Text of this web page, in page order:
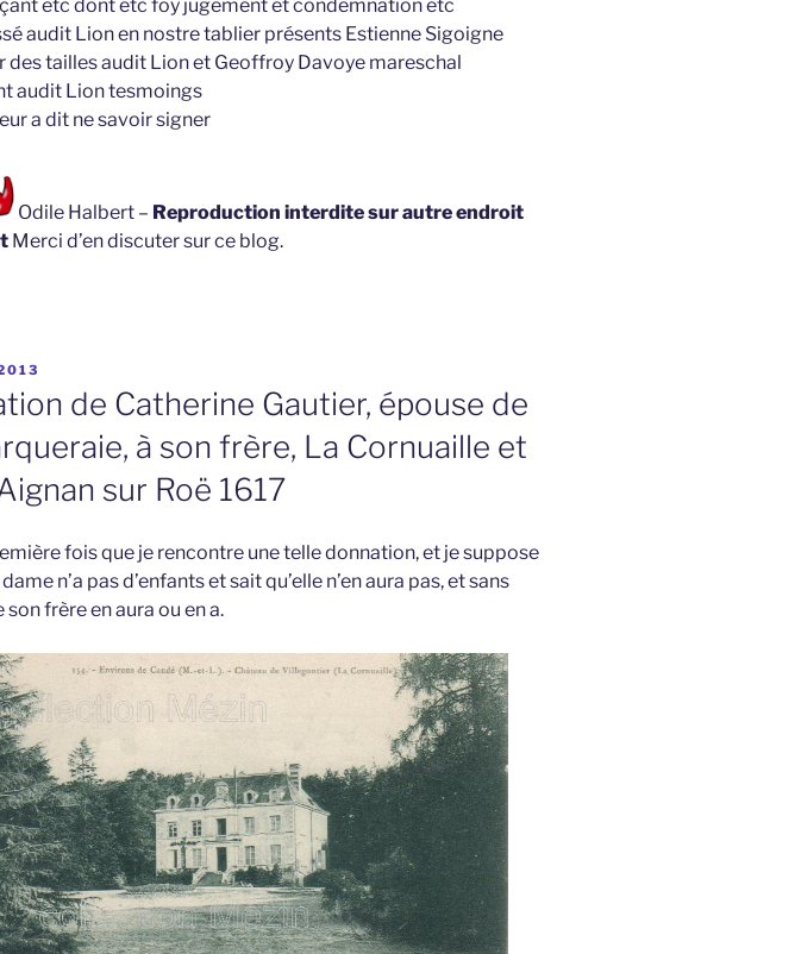
etc dont etc foy jugement et condemnation etc
audit Lion en nostre tablier présents Estienne Sigoigne
des tailles audit Lion et Geoffroy Davoye mareschal
audit Lion tesmoings
a dit ne savoir signer
Odile Halbert – Reproduction interdite sur autre endroit
Merci d’en discuter sur ce blog.
de Catherine Gautier, épouse de
à son frère, La Cornuaille et
sur Roë 1617
fois que je rencontre une telle donnation, et je suppose
n’a pas d’enfants et sait qu’elle n’en aura pas, et sans
frère en aura ou en a.